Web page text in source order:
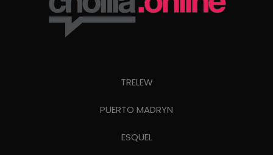
TRELEW
PUERTO MADRYN
ESQUEL